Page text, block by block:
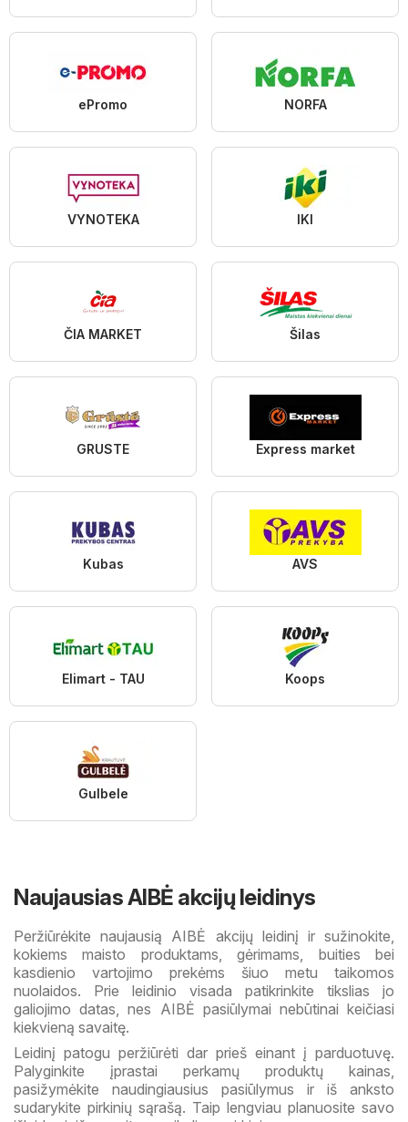
ePromo NORFA
VYNOTEKA IKI
ČIA MARKET Šilas
GRUSTE Express market
Kubas AVS
Elimart - TAU Koops
Gulbele
Naujausias AIBĖ akcijų leidinys
Peržiūrėkite naujausią AIBĖ akcijų leidinį ir sužinokite,
kokiems maisto produktams, gėrimams, buities bei
kasdienio vartojimo prekėms šiuo metu taikomos
nuolaidos. Prie leidinio visada patikrinkite tikslias jo
galiojimo datas, nes AIBĖ pasiūlymai nebūtinai keičiasi
kiekvieną savaitę.
Leidinį patogu peržiūrėti dar prieš einant į parduotuvę.
Palyginkite įprastai perkamų produktų kainas,
pasižymėkite naudingiausius pasiūlymus ir iš anksto
sudarykite pirkinių sąrašą. Taip lengviau planuosite savo